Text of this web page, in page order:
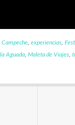
Campeche ,experiencias ,
Aguada, Maleta de Viajes ,